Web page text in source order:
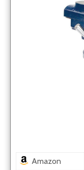
Amazon